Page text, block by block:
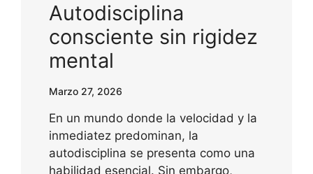
Autodisciplina
consciente sin rigidez
mental
Marzo 27, 2026
En un mundo donde la velocidad y la
inmediatez predominan, la
autodisciplina se presenta como una
habilidad esencial. Sin embargo,